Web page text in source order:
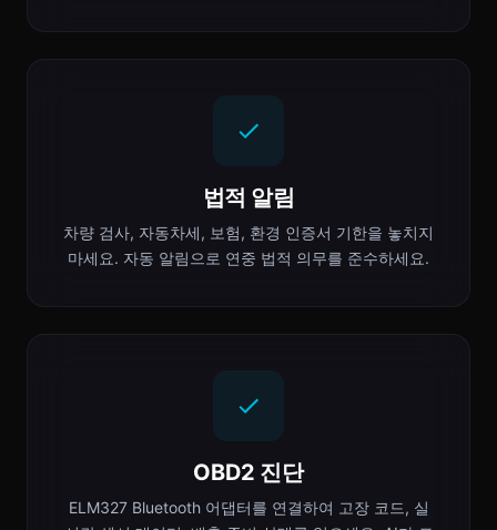
법적 알림
차량 검사, 자동차세, 보험, 환경 인증서 기한을 놓치지
마세요. 자동 알림으로 연중 법적 의무를 준수하세요.
OBD2 진단
ELM327 Bluetooth 어댑터를 연결하여 고장 코드, 실